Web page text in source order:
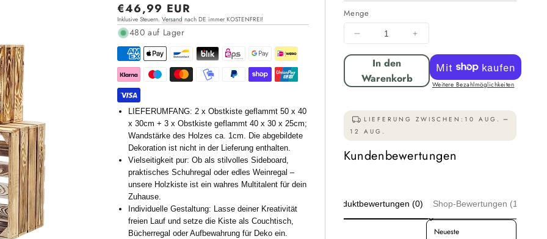
Normaler
Preis
€46,99 EUR
Inklusive Steuern. Versandnach DE immer KOSTENFREI!
480 auf Lager
LIEFERUMFANG: 2 x Obstkiste geflammt 50 x 40
x 30cm + 3 x Obstkiste geflammt 40 x 30 x 25cm;
Wandstärke des Holzes ca. 1cm. Die abgebildete
Dekoration ist nicht in der Lieferung enthalten.
Vielseitigkeit pur: Ob als stilvolles Sideboard,
praktisches Schuhregal oder edles Weinregal –
unsere Holzkiste ist ein wahres Multitalent für dein
Zuhause.
Individuelle Gestaltung: Lasse deiner Kreativität
freien Lauf und setze die Kiste als Couchtisch,
Bücherregal oder Aufbewahrung für Deko ein.
Menge
Menge
für
Obstkisten
Holzkisten
Regal
x
40
x
30cm
verringern
Menge
für
Obstkisten
Holzkisten
Regal
x
x
30cm
erhöhen
In den
Warenkorb
Weitere Bezahlmöglichkeiten
LIEFERUNG ZWISCHEN: 10 AUG.
12 AUG.
Kundenbewertungen
Produktbewertungen (0) Shop-Bewertungen (125)
Sort reviews by